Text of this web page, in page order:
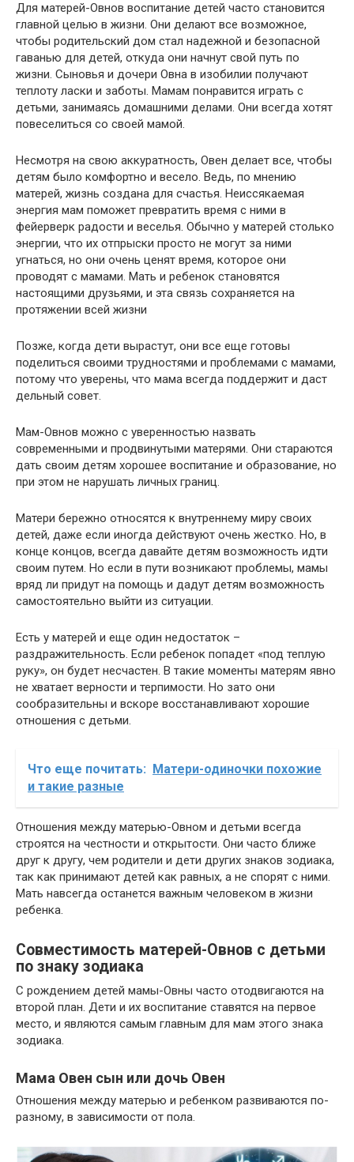
Для матерей-Овнов воспитание детей часто становится
главной целью в жизни. Они делают все возможное,
чтобы родительский дом стал надежной и безопасной
гаванью для детей, откуда они начнут свой путь по
жизни. Сыновья и дочери Овна в изобилии получают
теплоту ласки и заботы. Мамам понравится играть с
детьми, занимаясь домашними делами. Они всегда хотят
повеселиться со своей мамой.
Несмотря на свою аккуратность, Овен делает все, чтобы
детям было комфортно и весело. Ведь, по мнению
матерей, жизнь создана для счастья. Неиссякаемая
энергия мам поможет превратить время с ними в
фейерверк радости и веселья. Обычно у матерей столько
энергии, что их отпрыски просто не могут за ними
угнаться, но они очень ценят время, которое они
проводят с мамами. Мать и ребенок становятся
настоящими друзьями, и эта связь сохраняется на
протяжении всей жизни
Позже, когда дети вырастут, они все еще готовы
поделиться своими трудностями и проблемами с мамами,
потому что уверены, что мама всегда поддержит и даст
дельный совет.
Мам-Овнов можно с уверенностью назвать
современными и продвинутыми матерями. Они стараются
дать своим детям хорошее воспитание и образование, но
при этом не нарушать личных границ.
Матери бережно относятся к внутреннему миру своих
детей, даже если иногда действуют очень жестко. Но, в
конце концов, всегда давайте детям возможность идти
своим путем. Но если в пути возникают проблемы, мамы
вряд ли придут на помощь и дадут детям возможность
самостоятельно выйти из ситуации.
Есть у матерей и еще один недостаток –
раздражительность. Если ребенок попадет «под теплую
руку», он будет несчастен. В такие моменты матерям явно
не хватает верности и терпимости. Но зато они
сообразительны и вскоре восстанавливают хорошие
отношения с детьми.
Что еще почитать: Матери-одиночки похожие
и такие разные
Отношения между матерью-Овном и детьми всегда
строятся на честности и открытости. Они часто ближе
друг к другу, чем родители и дети других знаков зодиака,
так как принимают детей как равных, а не спорят с ними.
Мать навсегда останется важным человеком в жизни
ребенка.
Совместимость матерей-Овнов с детьми
по знаку зодиака
С рождением детей мамы-Овны часто отодвигаются на
второй план. Дети и их воспитание ставятся на первое
место, и являются самым главным для мам этого знака
зодиака.
Мама Овен сын или дочь Овен
Отношения между матерью и ребенком развиваются по-
разному, в зависимости от пола.